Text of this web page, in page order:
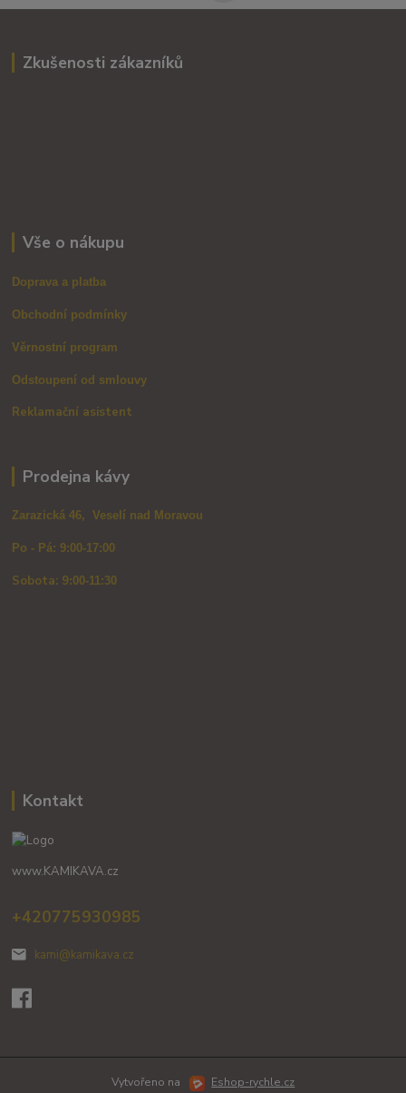
Zkušenosti zákazníků
Vše o nákupu
Doprava a platba
Obchodní podmínky
Věrnostní program
Odstoupení od smlouvy
Reklamační asistent
Prodejna kávy
Zarazická 46, Veselí nad Moravou
Po - Pá: 9:00-17:00
Sobota: 9:00-11:30
Kontakt
www.KAMIKAVA.cz
+420775930985
kami@kamikava.cz
Vytvořeno na Eshop-rychle.cz